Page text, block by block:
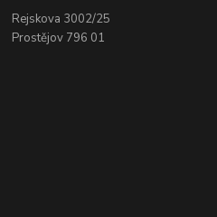
Rejskova 3002/25
Prostějov 796 01